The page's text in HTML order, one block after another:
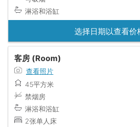
淋浴和浴缸
选择日期以查看价
客房 (Room)
查看照片
45平方米
禁烟房
淋浴和浴缸
2张单人床